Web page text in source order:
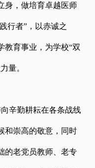
身， 做培育卓越医师
行者”，以赤诚之
教育事业， 为学校“双
量。
辛勤耕耘在各条战线
和崇高的敬意，同时
的老党员教师、老专